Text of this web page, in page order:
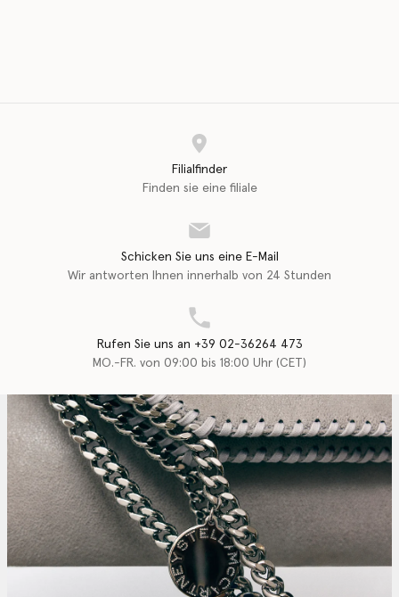
Filialfinder
Finden sie eine filiale
Schicken Sie uns eine E-Mail
Wir antworten Ihnen innerhalb von 24 Stunden
Rufen Sie uns an +39 02-36264 473
MO.-FR. von 09:00 bis 18:00 Uhr (CET)